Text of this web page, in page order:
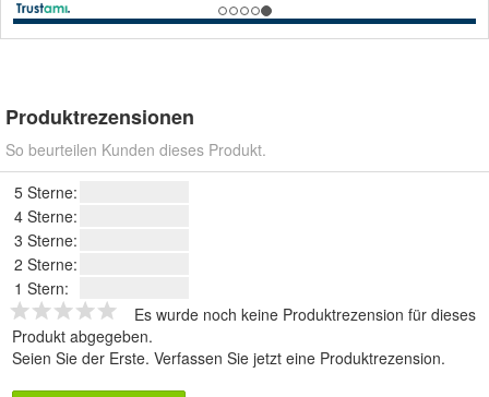
Produktrezensionen
So beurteilen Kunden dieses Produkt.
5 Sterne:
4 Sterne:
3 Sterne:
2 Sterne:
1 Stern:
Es wurde noch keine Produktrezension für dieses
Produkt abgegeben.
Seien Sie der Erste. Verfassen Sie jetzt eine Produktrezension.